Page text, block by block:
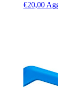
€20,00